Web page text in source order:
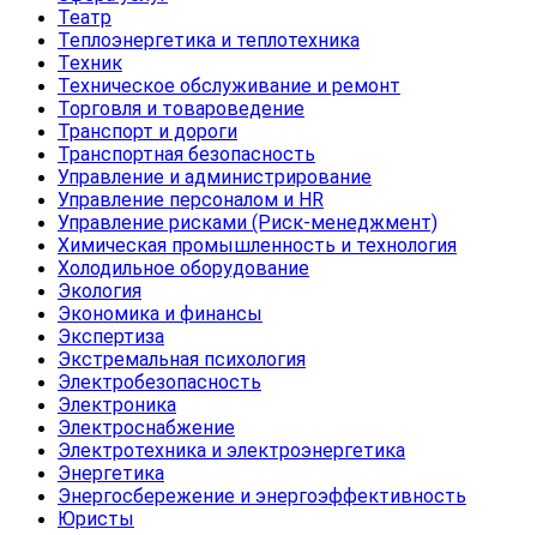
Театр
Теплоэнергетика и теплотехника
Техник
Техническое обслуживание и ремонт
Торговля и товароведение
Транспорт и дороги
Транспортная безопасность
Управление и администрирование
Управление персоналом и HR
Управление рисками (Риск-менеджмент)
Химическая промышленность и технология
Холодильное оборудование
Экология
Экономика и финансы
Экспертиза
Экстремальная психология
Электробезопасность
Электроника
Электроснабжение
Электротехника и электроэнергетика
Энергетика
Энергосбережение и энергоэффективность
Юристы